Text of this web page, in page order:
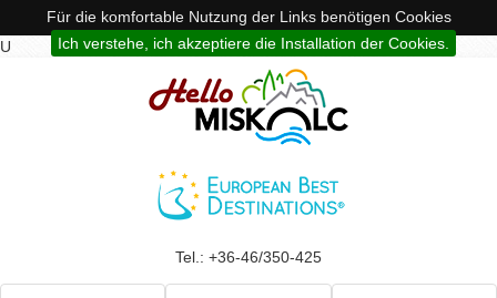
Für die komfortable Nutzung der Links benötigen Cookies
Ich verstehe, ich akzeptiere die Installation der Cookies.
U
Tel.: +36-46/350-425